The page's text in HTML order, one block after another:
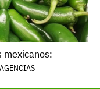
mexicanos:
AGENCIAS